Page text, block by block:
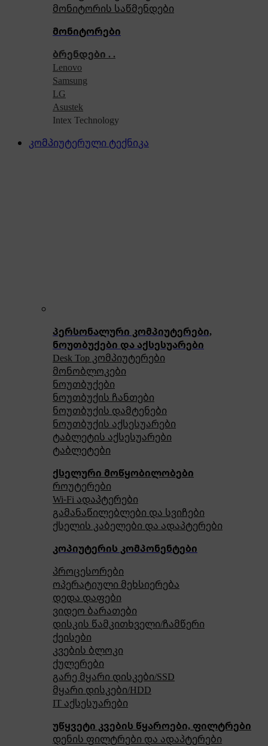
მონიტორის საწმენდები
მონიტორები
ბრენდები . .
Lenovo
Samsung
LG
Asustek
Intex Technology
კომპიუტერული ტექნიკა
პერსონალური კომპიუტერები,
ნოუთბუქები და აქსესუარები
Desk Top კომპიუტერები
მონობლოკები
ნოუთბუქები
ნოუთბუქის ჩანთები
ნოუთბუქის დამტენები
ნოუთბუქის აქსესუარები
ტაბლეტის აქსესუარები
ტაბლეტები
ქსელური მოწყობილობები
როუტერები
Wi-Fi ადაპტერები
გამანაწილებლები და სვიჩები
ქსელის კაბელები და ადაპტერები
კოპიუტერის კომპონენტები
პროცესორები
ოპერატიული მეხსიერება
დედა დაფები
ვიდეო ბარათები
დისკის წამკითხველი/ჩამწერი
ქეისები
კვების ბლოკი
ქულერები
გარე მყარი დისკები/SSD
მყარი დისკები/HDD
IT აქსესუარები
უწყვეტი კვების წყაროები, ფილტრები
დენის ფილტრები და ადაპტერები